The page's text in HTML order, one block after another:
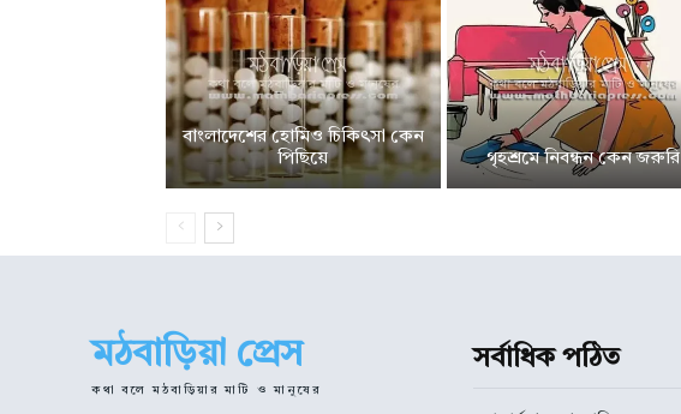
বাংলাদেশের হোমিও চিকিৎসা কেন
পিছিয়ে
গৃহশ্রমে নিবন্ধন কেন জরুরি
মঠবাড়িয়া প্রেস
কথা বলে মঠবাড়িয়ার মাটি ও মানুষের
সর্বাধিক পঠিত